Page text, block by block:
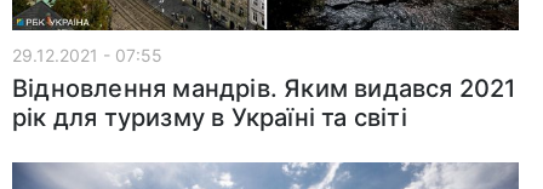
29.12.2021 - 07:55
Відновлення мандрів. Яким видався 2021
рік для туризму в Україні та світі